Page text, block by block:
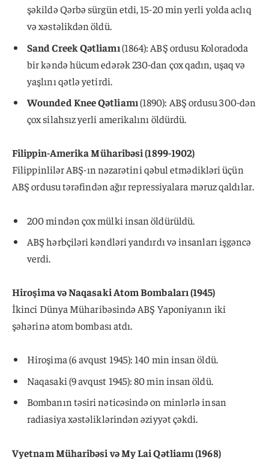
şəkildə Qərbə sürgün etdi, 15-20 min yerli yolda aclıq
və xəstəlikdən öldü.
Sand Creek Qətliamı(1864): ABŞ ordusu Koloradoda
bir kəndə hücum edərək 230-dan çox qadın, uşaq və
yaşlını qətlə yetirdi.
Wounded Knee Qətliamı(1890): ABŞ ordusu 300-dən
çox silahsız yerli amerikalını öldürdü.
Filippin-Amerika Müharibəsi (1899-1902)
Filippinlilər ABŞ-ın nəzarətini qəbul etmədikləri üçün
ABŞ ordusu tərəfindən ağır repressiyalara məruz qaldılar.
200 mindən çox mülki insan öldürüldü.
ABŞ hərbçiləri kəndləri yandırdı və insanları işgəncə
verdi.
Hiroşima və Naqasaki Atom Bombaları (1945)
İkinci Dünya Müharibəsində ABŞ Yaponiyanın iki
şəhərinə atom bombası atdı.
Hiroşima (6 avqust 1945): 140 min insan öldü.
Naqasaki (9 avqust 1945): 80 min insan öldü.
Bombanın təsiri nəticəsində on minlərlə insan
radiasiya xəstəliklərindən əziyyət çəkdi.
Vyetnam Müharibəsi və My Lai Qətliamı (1968)